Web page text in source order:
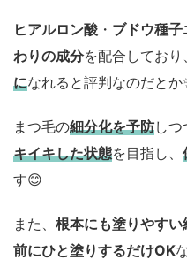
ヒアルロン酸 ・ ブドウ種子
わりの成分を配合しており、
になれると評判なのだとか
まつ毛の細分化を予防しつ
キイキした状態を目指し、
す😊
また、 根本にも塗りやすい
前にひと塗りするだけOK